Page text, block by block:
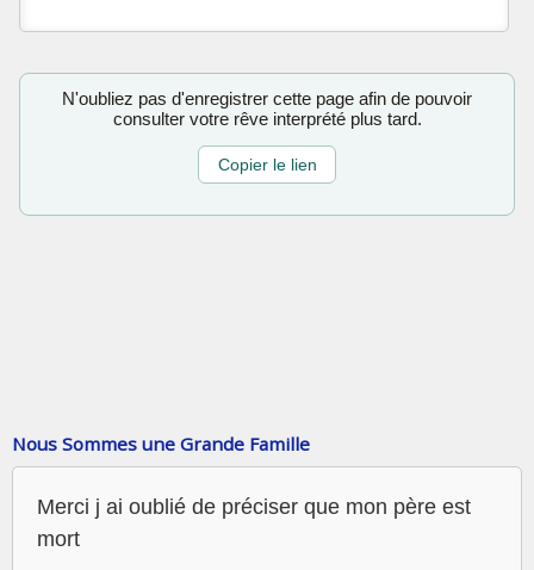
N'oubliez pas d'enregistrer cette page afin de pouvoir
consulter votre rêve interprété plus tard.
Copier le lien
Nous Sommes une Grande Famille
Merci j ai oublié de préciser que mon père est
mort